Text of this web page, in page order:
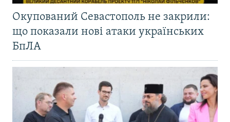
Окупований Севастополь не закрили:
що показали нові атаки українських
БпЛА